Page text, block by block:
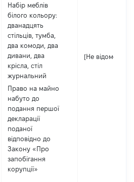
Набір меблів
білого кольору:
дванадцять
стільців, тумба,
два комоди, два
дивани, два
крісла, стіл
журнальний
Право на майно
набуто до
подання першої
декларації
поданої
відповідно до
Закону «Про
запобігання
корупції»
[Не відомо]